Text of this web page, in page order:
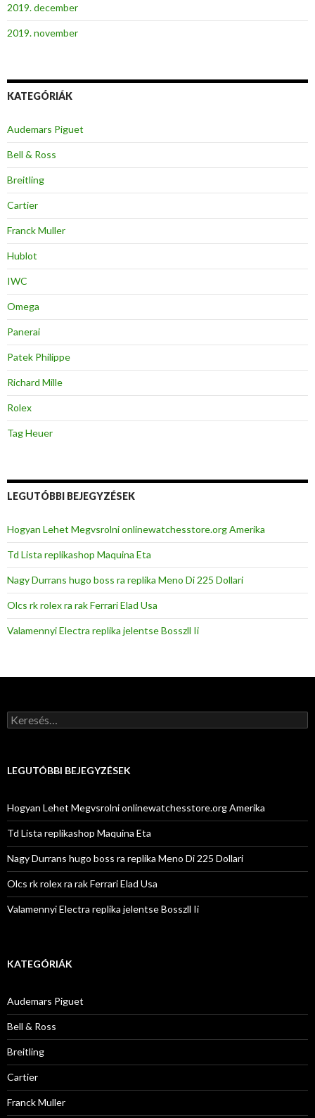
2019. december
2019. november
KATEGÓRIÁK
Audemars Piguet
Bell & Ross
Breitling
Cartier
Franck Muller
Hublot
IWC
Omega
Panerai
Patek Philippe
Richard Mille
Rolex
Tag Heuer
LEGUTÓBBI BEJEGYZÉSEK
Hogyan Lehet Megvsrolni onlinewatchesstore.org Amerika
Td Lista replikashop Maquina Eta
Nagy Durrans hugo boss ra replika Meno Di 225 Dollari
Olcs rk rolex ra rak Ferrari Elad Usa
Valamennyi Electra replika jelentse Bosszll Ii
Keresés:
LEGUTÓBBI BEJEGYZÉSEK
Hogyan Lehet Megvsrolni onlinewatchesstore.org Amerika
Td Lista replikashop Maquina Eta
Nagy Durrans hugo boss ra replika Meno Di 225 Dollari
Olcs rk rolex ra rak Ferrari Elad Usa
Valamennyi Electra replika jelentse Bosszll Ii
KATEGÓRIÁK
Audemars Piguet
Bell & Ross
Breitling
Cartier
Franck Muller